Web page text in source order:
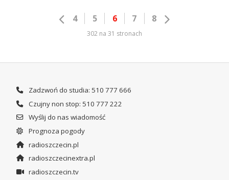
4 5 6 7 8
302 na 31 stronach
Zadzwoń do studia: 510 777 666
Czujny non stop: 510 777 222
Wyślij do nas wiadomość
Prognoza pogody
radioszczecin.pl
radioszczecinextra.pl
radioszczecin.tv